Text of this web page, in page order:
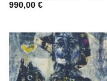
990,00 €